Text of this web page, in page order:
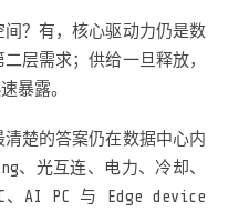
？有，核心驱动力仍是数
层需求；供给一旦释放，
暴露。
楚的答案仍在数据中心内
光互连、电力、冷却、
、AI PC 与 Edge device